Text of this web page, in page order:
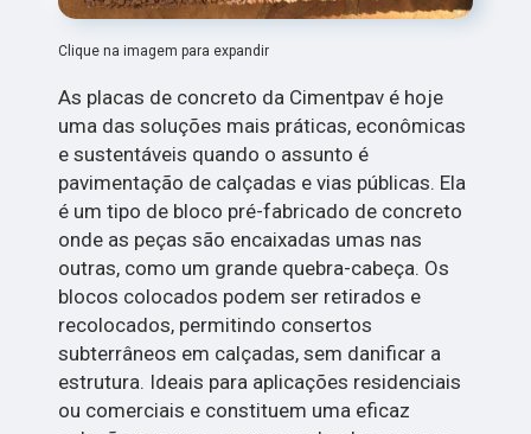
Clique na imagem para expandir
As placas de concreto da Cimentpav é hoje
uma das soluções mais práticas, econômicas
e sustentáveis quando o assunto é
pavimentação de calçadas e vias públicas. Ela
é um tipo de bloco pré-fabricado de concreto
onde as peças são encaixadas umas nas
outras, como um grande quebra-cabeça. Os
blocos colocados podem ser retirados e
recolocados, permitindo consertos
subterrâneos em calçadas, sem danificar a
estrutura. Ideais para aplicações residenciais
ou comerciais e constituem uma eficaz